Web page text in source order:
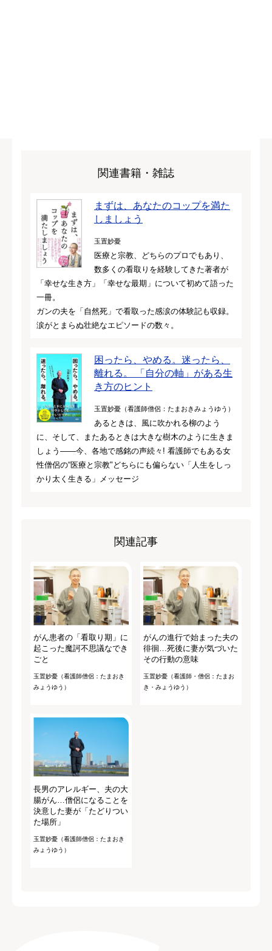
関連書籍・雑誌
まずは、あなたのコップを満た
しましょう
玉置妙憂
医療と宗教、どちらのプロでもあり、
数多くの看取りを経験してきた著者が
「幸せな生き方」「幸せな最期」について初めて語った
一冊。
ガンの夫を「自然死」で看取った感涙の体験記も収録。
涙がとまらぬ壮絶なエピソードの数々。
困ったら、やめる。迷ったら、
離れる。 「自分の軸」がある生
き方のヒント
玉置妙憂（看護師僧侶：たまおきみょうゆう）
あるときは、風に吹かれる柳のよう
に、そして、またあるときは大きな樹木のように生きま
しょう――今、各地で感銘の声続々! 看護師でもある女
性僧侶の“医療と宗教"どちらにも偏らない「人生をしっ
かり太く生きる」メッセージ
関連記事
がん患者の「看取り期」に
起こった魔訶不思議なでき
ごと
玉置妙憂（看護師僧侶：たまおき
みょうゆう）
がんの進行で始まった夫の
徘徊…死後に妻が気づいた
その行動の意味
玉置妙憂（看護師・僧侶：たまお
き・みょうゆう）
長男のアレルギー、夫の大
腸がん…僧侶になることを
決意した妻が「たどりつい
た場所」
玉置妙憂（看護師僧侶：たまおき
みょうゆう）